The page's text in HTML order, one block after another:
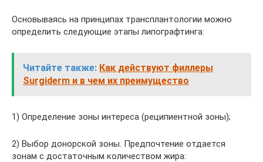
Основываясь на принципах трансплантологии можно
определить следующие этапы липографтинга:
Читайте также: Как действуют филлеры
Surgiderm и в чем их преимущество
1) Определение зоны интереса (реципиентной зоны);
2) Выбор донорской зоны. Предпочтение отдается
зонам с достаточным количеством жира: